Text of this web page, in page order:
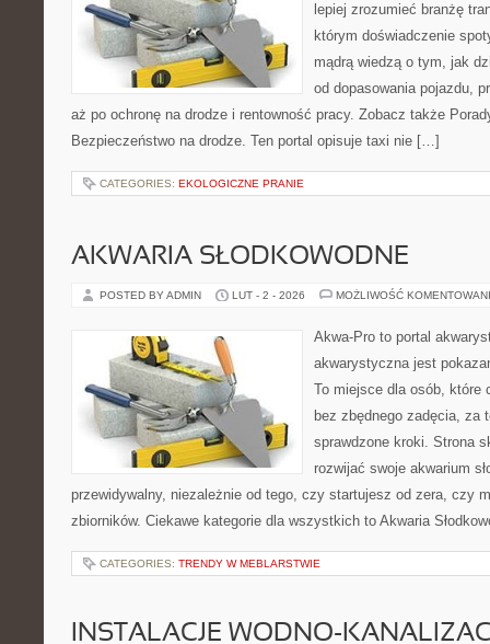
lepiej zrozumieć branżę
którym doświadczenie
mądrą wiedzą o tym, jak
od dopasowania pojazdu,
aż po ochronę na drodze i rentowność pracy. Zobacz także
Bezpieczeństwo na drodze. Ten portal opisuje taxi nie […]
CATEGORIES: EKOLOGICZNE PRANIE
AKWARIA SŁODKOWODNE
POSTED BY ADMIN LUT - 2 - 2026 MOŻLIWOŚĆ
Akwa-Pro to portal
akwarystyczna jest
To miejsce dla osób, które
bez zbędnego zadęcia, za
sprawdzone kroki. Strona
rozwijać swoje akwarium
przewidywalny, niezależnie od tego, czy startujesz od zera, czy
zbiorników. Ciekawe kategorie dla wszystkich to Akwaria
CATEGORIES: TRENDY W MEBLARSTWIE
INSTALACJE WODNO-